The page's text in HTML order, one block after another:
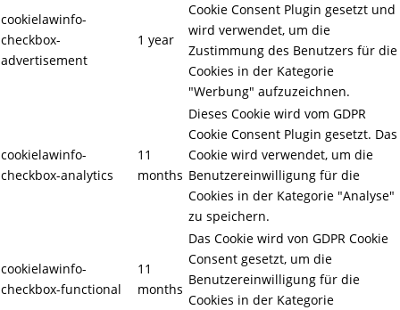
cookielawinfo-
checkbox-
advertisement
1 year
Cookie Consent Plugin gesetzt und
wird verwendet, um die
Zustimmung des Benutzers für die
Cookies in der Kategorie
"Werbung" aufzuzeichnen.
cookielawinfo-
checkbox-analytics
11
months
Dieses Cookie wird vom GDPR
Cookie Consent Plugin gesetzt. Das
Cookie wird verwendet, um die
Benutzereinwilligung für die
Cookies in der Kategorie "Analyse"
zu speichern.
cookielawinfo-
checkbox-functional
11
months
Das Cookie wird von GDPR Cookie
Consent gesetzt, um die
Benutzereinwilligung für die
Cookies in der Kategorie